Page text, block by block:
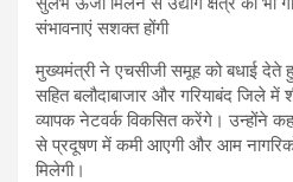
संभावनाएं सशक्त होंगी
मुख्यमंत्री ने एचसीजी समूह को बधाई देते
सहित बलौदाबाजार और गरियाबंद जिले में
व्यापक नेटवर्क विकसित करेंगे। उन्होंने
से प्रदूषण में कमी आएगी और आम
मिलेगी।